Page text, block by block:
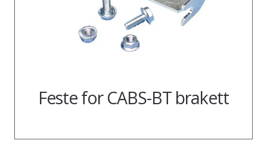
Feste for CABS-BT brakett